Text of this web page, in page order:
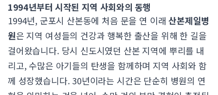
1994년부터 시작된 지역 사회와의 동행
1994년, 군포시 산본동에 처음 문을 연 이래산본제일병
원은 지역 여성들의 건강과 행복한 출산을 위해 한 길을
걸어왔습니다. 당시 신도시였던 산본 지역에 뿌리를 내
리고, 수많은 아기들의 탄생을 함께하며 지역 사회와 함
께 성장했습니다. 30년이라는 시간은 단순히 병원의 연